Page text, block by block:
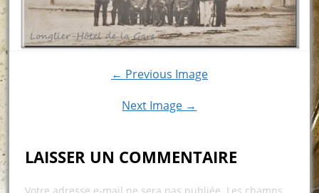
← Previous Image
Next Image →
LAISSER UN COMMENTAIRE